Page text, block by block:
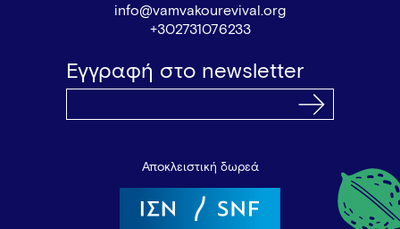
info@vamvakourevival.org
+302731076233
Εγγραφή στο newsletter
Αποκλειστική δωρεά